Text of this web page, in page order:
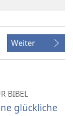
Weiter
BIBEL
glückliche